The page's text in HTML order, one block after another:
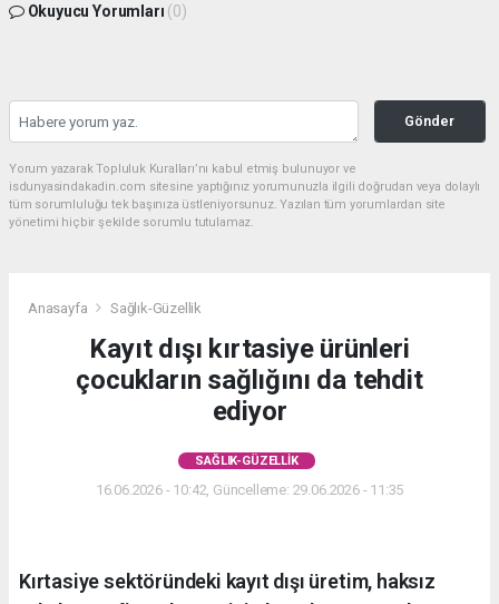
Okuyucu Yorumları (0)
Gönder
Yorum yazarak Topluluk Kuralları’nı kabul etmiş bulunuyor ve
isdunyasindakadin.com sitesine yaptığınız yorumunuzla ilgili doğrudan veya dolaylı
tüm sorumluluğu tek başınıza üstleniyorsunuz. Yazılan tüm yorumlardan site
yönetimi hiçbir şekilde sorumlu tutulamaz.
Anasayfa Sağlık-Güzellik
Kayıt dışı kırtasiye ürünleri
çocukların sağlığını da tehdit
ediyor
SAĞLIK-GÜZELLIK
16.06.2026 - 10:42, Güncelleme: 29.06.2026 - 11:35
Kırtasiye sektöründeki kayıt dışı üretim, haksız